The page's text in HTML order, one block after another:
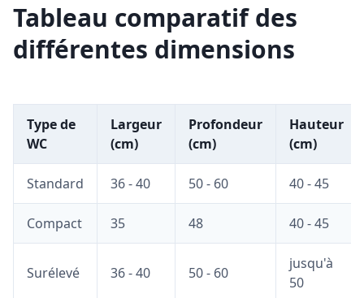
Tableau comparatif des
différentes dimensions
Type de
WC
Largeur
(cm)
Profondeur
(cm)
Hauteur
(cm)
Standard 36 - 40 50 - 60 40 - 45
Compact 35 48 40 - 45
Surélevé 36 - 40 50 - 60
jusqu'à
50